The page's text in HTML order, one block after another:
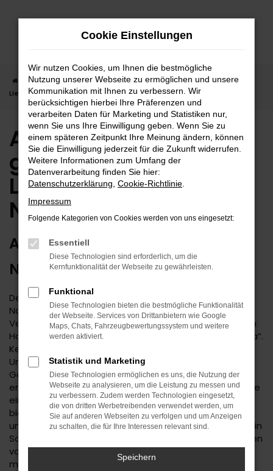
Zum
Startseite Nagold Audi
Audi Q3 in Nagold günstig kaufen |
Lieferservice nach Nagold
Audi Q3 in Nagold
günstig kaufen |
Lieferservice nach
Nagold
AUDI Q3 – ERSTKLASSIG FÜR
NAGOLD GEEIGNET
Der Audi Q3 ist eine kluge Wahl für Ihre Mobilität in
Nagold. Bei diesem Fahrzeug gehen
Vernunftsargumente und emotionale Aspekte Hand in
Hand und geben beide den Ausschlag für ein klares „Ja“.
Kennzeichnend für den Audi Q3 ist die Ausstattung.
Unabhängig davon, ob Sie sich für einen
Gebrauchtwagen und damit für ein älteres Baujahr
entscheiden oder einen Neuwagen wählen erhalten Sie
ein rundum tadelloses Modell. Wir vom Autohaus Daub
bieten Ihnen den Audi Q3 zu einem exzellenten Preis
und ermöglichen zudem immer wieder das Einsteigen in
Sondermodelle. Wenn Sie Ihre Mobilität auf den Straßen
von Nagold und Umgebung auf ein neues Level heben
möchten, ist der Audi Q3 bestens geeignet.
Cookie Einstellungen
Wir nutzen Cookies, um Ihnen die bestmögliche
Nutzung unserer Webseite zu ermöglichen und unsere
Kommunikation mit Ihnen zu verbessern. Wir
berücksichtigen hierbei Ihre Präferenzen und
verarbeiten Daten für Marketing und Statistiken nur,
wenn Sie uns Ihre Einwilligung geben. Wenn Sie zu
einem späteren Zeitpunkt Ihre Meinung ändern, können
Sie die Einwilligung jederzeit für die Zukunft widerrufen.
Weitere Informationen zum Umfang der
Datenverarbeitung finden Sie hier:
Datenschutzerklärung Cookie-Richtlinie
Impressum
Folgende Kategorien von Cookies werden von uns eingesetzt:
Essentiell
Diese Technologien sind erforderlich, um die
Kernfunktionalität der Webseite zu gewährleisten.
Funktional
Diese Technologien bieten die bestmögliche Funktionalität
der Webseite. Services von Drittanbietern wie Google
Maps, Chats, Fahrzeugbewertungssystem und weitere
werden aktiviert.
Statistik und Marketing
Diese Technologien ermöglichen es uns, die Nutzung der
Webseite zu analysieren, um die Leistung zu messen und
zu verbessern. Zudem werden Technologien eingesetzt,
die von dritten Werbetreibenden verwendet werden, um
Sie auf anderen Webseiten zu verfolgen und um Anzeigen
zu schalten, die für Ihre Interessen relevant sind.
Speichern